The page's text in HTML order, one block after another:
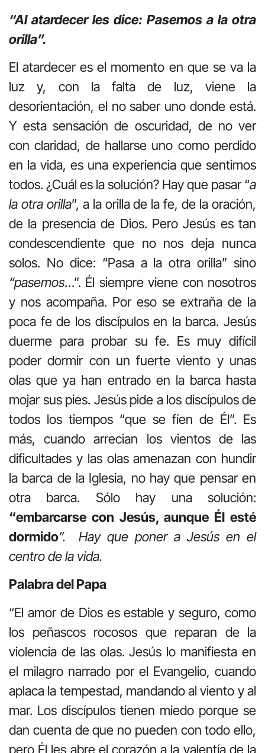
“Al atardecer les dice: Pasemos a la otra
orilla”.
El atardecer es el momento en que se va la
luz y, con la falta de luz, viene la
desorientación, el no saber uno donde está.
Y esta sensación de oscuridad, de no ver
con claridad, de hallarse uno como perdido
en la vida, es una experiencia que sentimos
todos. ¿Cuál es la solución? Hay que pasar “a
la otra orilla”, a la orilla de la fe, de la oración,
de la presencia de Dios. Pero Jesús es tan
condescendiente que no nos deja nunca
solos. No dice: “Pasa a la otra orilla” sino
“pasemos…”. Él siempre viene con nosotros
y nos acompaña. Por eso se extraña de la
poca fe de los discípulos en la barca. Jesús
duerme para probar su fe. Es muy difícil
poder dormir con un fuerte viento y unas
olas que ya han entrado en la barca hasta
mojar sus pies. Jesús pide a los discípulos de
todos los tiempos “que se fíen de Él”. Es
más, cuando arrecian los vientos de las
dificultades y las olas amenazan con hundir
la barca de la Iglesia, no hay que pensar en
otra barca. Sólo hay una solución:
“embarcarse con Jesús, aunque Él esté
dormido”. Hay que poner a Jesús en el
centro de la vida.
Palabra del Papa
“El amor de Dios es estable y seguro, como
los peñascos rocosos que reparan de la
violencia de las olas. Jesús lo manifiesta en
el milagro narrado por el Evangelio, cuando
aplaca la tempestad, mandando al viento y al
mar. Los discípulos tienen miedo porque se
dan cuenta de que no pueden con todo ello,
pero Él les abre el corazón a la valentía de la